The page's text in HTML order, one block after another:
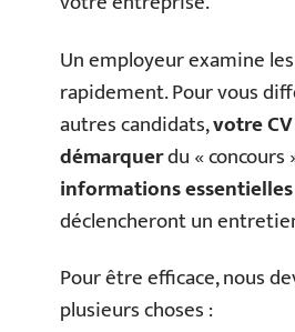
Un employeur examine
rapidement. Pour vous
autres candidats,votre
démarquerdu « concours
informations essentielles
déclencheront un
Pour être efficace, nous
plusieurs choses :